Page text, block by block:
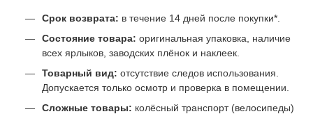
Срок возврата: в течение 14 дней после покупки*.
Состояние товара: оригинальная упаковка, наличие
всех ярлыков, заводских плёнок и наклеек.
Товарный вид: отсутствие следов использования.
Допускается только осмотр и проверка в помещении.
Сложные товары: колёсный транспорт (велосипеды)